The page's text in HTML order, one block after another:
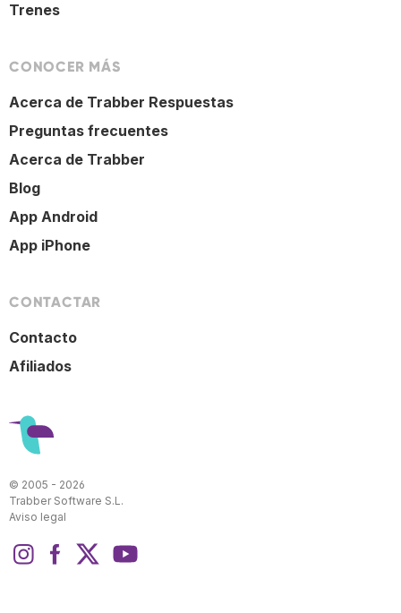
Trenes
CONOCER MÁS
Acerca de Trabber Respuestas
Preguntas frecuentes
Acerca de Trabber
Blog
App Android
App iPhone
CONTACTAR
Contacto
Afiliados
© 2005 - 2026
Trabber Software S.L.
Aviso legal